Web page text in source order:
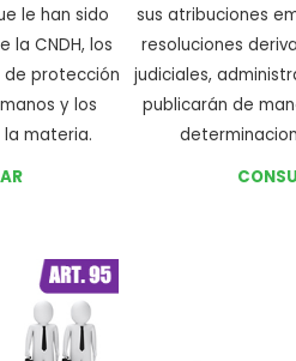
le han sido
la CNDH, los
protección
y los
la materia.
sus atribuciones
resoluciones
judiciales,
publicarán de